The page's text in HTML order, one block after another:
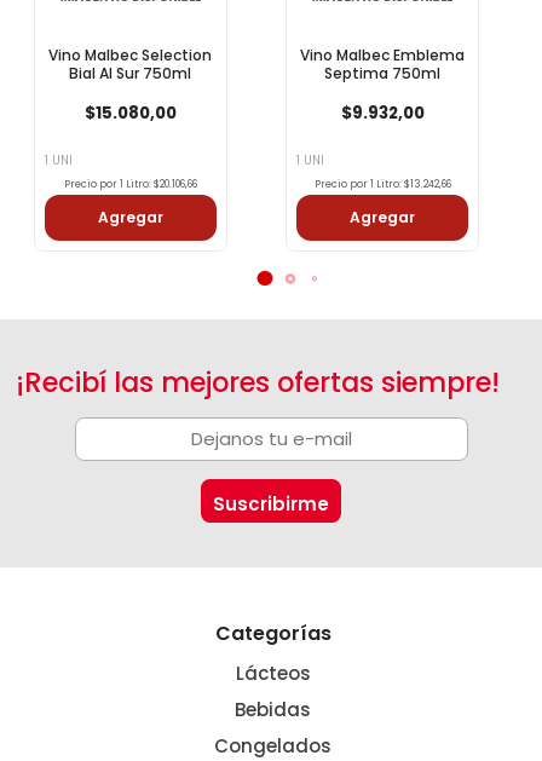
Vino Malbec Selection
Bial Al Sur 750ml
$15.080,00
1 UNI
Precio por 1 Litro: $20.106,66
Agregar
Vino Malbec Emblema
Septima 750ml
$9.932,00
1 UNI
Precio por 1 Litro: $13.242,66
Agregar
¡Recibí las mejores ofertas siempre!
Categorías
Lácteos
Bebidas
Congelados